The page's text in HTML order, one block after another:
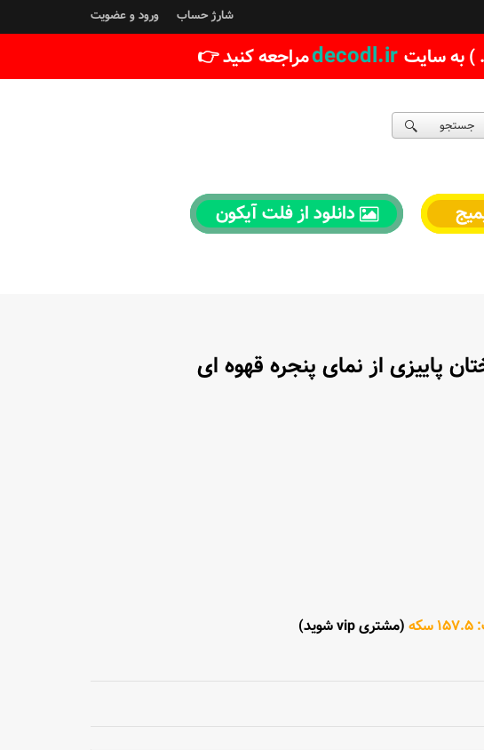
شارژ حساب ورود و عضویت
) به سایت decodl.irمراجعه کنید 👉
جستجو
دانلود از فلت آیکون
پاییزی از نمای پنجره قهوه ای
(مشتری vip شوید)